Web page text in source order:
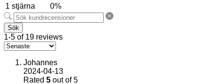
1 stjärna
0%
Sök
1-5 of 19 reviews
Johannes
2024-04-13
Rated 5 out of 5